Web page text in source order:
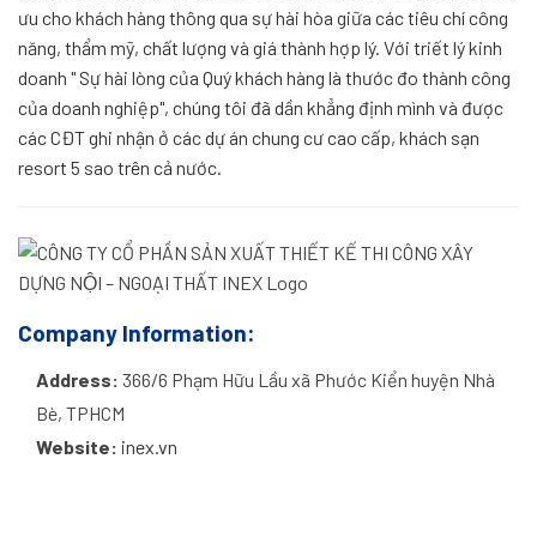
ưu cho khách hàng thông qua sự hài hòa giữa các tiêu chí công
năng, thẩm mỹ, chất lượng và giá thành hợp lý. Với triết lý kinh
doanh " Sự hài lòng của Quý khách hàng là thước đo thành công
của doanh nghiệp", chúng tôi đã dần khẳng định mình và được
các CĐT ghi nhận ở các dự án chung cư cao cấp, khách sạn
resort 5 sao trên cả nước.
Company Information:
Address: 366/6 Phạm Hữu Lầu xã Phước Kiển huyện Nhà
Bè, TPHCM
Website: inex.vn